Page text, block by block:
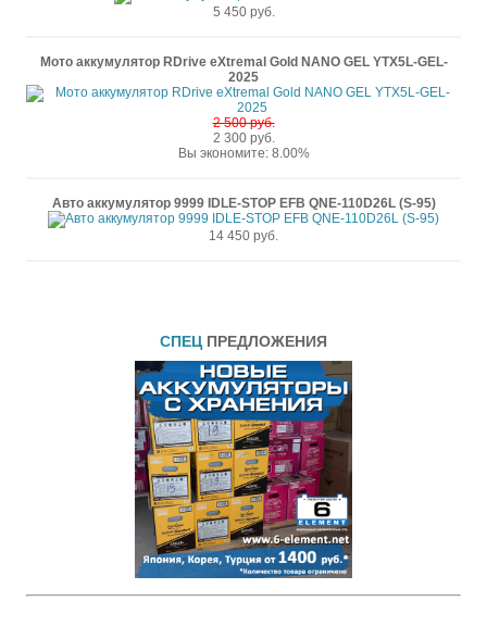
СПЕЦ ПРЕДЛОЖЕНИЯ
5 450 руб.
Мото аккумулятор RDrive eXtremal Gold NANO GEL YTX5L-GEL-
2025
2 500 руб.
2 300 руб.
Вы экономите: 8.00%
Авто аккумулятор 9999 IDLE-STOP EFB QNE-110D26L (S-95)
14 450 руб.